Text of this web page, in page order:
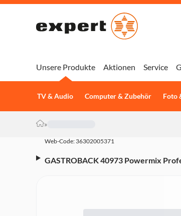
Unsere Produkte
TV & Audio Computer & Zubehör Foto
Aktionen Service
»
Web-Code: 36302005371
GASTROBACK 40973 Powermix